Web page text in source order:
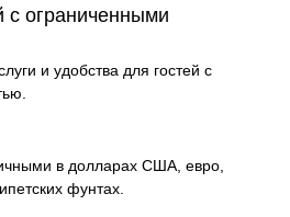
ограниченными
и удобства для гостей с
в долларах США, евро,
фунтах.